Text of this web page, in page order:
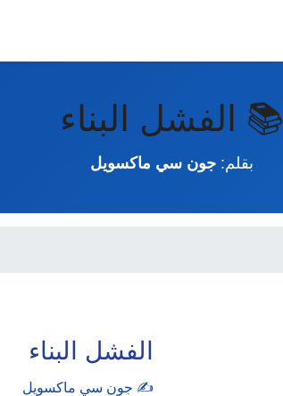
📚 الفشل البناء
بقلم:جون سي ماكسويل
الفشل البناء
✍️ جون سي ماكسويل